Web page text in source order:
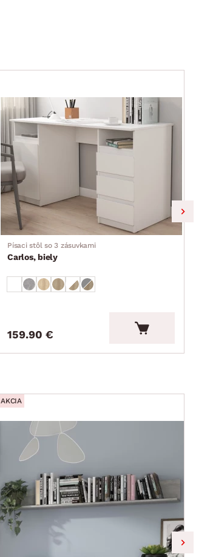
Písaci stôl so 3 zásuvkami
Carlos, biely
159.90 €
AKCIA